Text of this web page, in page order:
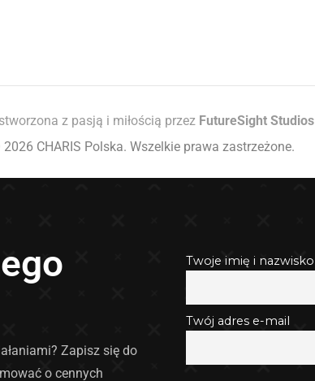
z pasją i miłością przez FutureSight Studios
CHARIS Polska. Wszelkie prawa zastrzeżone.
Zapisz się do
o cennych
Twoje imię i nazwisko
Twój adres e-mail